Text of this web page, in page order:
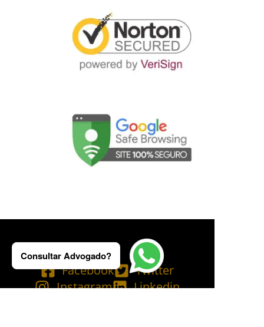
Facebook
Twitter
Instagram
Linkedin
Consultar Advogado?